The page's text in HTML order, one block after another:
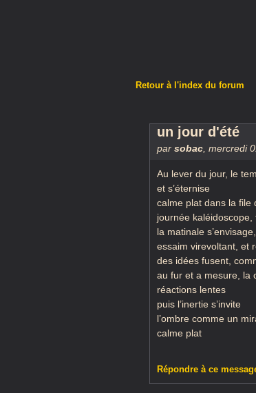
Retour à l'index du forum
un jour d'été
par sobac mercredi
Au lever du jour, le
et s’éternise
calme plat dans la file
journée
la matinale
essaim virevoltant, et
des idées fusent,
au fur et a mesure, la
réactions lentes
puis l’inertie s’invite
l’ombre comme un
calme plat
Répondre à ce